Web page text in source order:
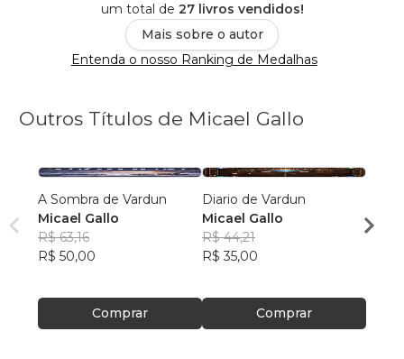
um total de 27 livros vendidos!
Mais sobre o autor
Entenda o nosso Ranking de Medalhas
Outros Títulos de Micael Gallo
A Sombra de Vardun
Micael Gallo
R$ 63,16
R$ 50,00
Comprar
Diario de Vardun
Micael Gallo
R$ 44,21
R$ 35,00
Comprar
R$